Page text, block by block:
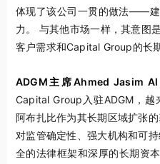
体现了该公司一贯的做法——
力。 与其他市场一样，其意图
客户需求和Capital Group的长
ADGM主席Ahmed Jasim
Capital Group入驻ADGM，
阿布扎比作为其长期区域扩张
对监管确定性、强大机构和可
全的法律框架和深厚的长期资